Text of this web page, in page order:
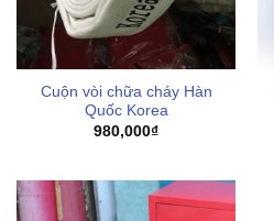
Cuộn vòi chữa cháy Hàn
Quốc Korea
980,000₫